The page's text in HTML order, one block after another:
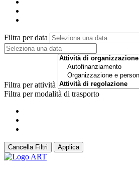
Filtra per data
Filtra per attività
Filtra per modalità di trasporto
Cancella Filtri Applica